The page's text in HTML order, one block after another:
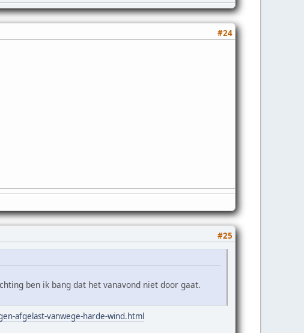
#24
#25
ben ik bang dat het vanavond niet door gaat.
afgelast-vanwege-harde-wind.html